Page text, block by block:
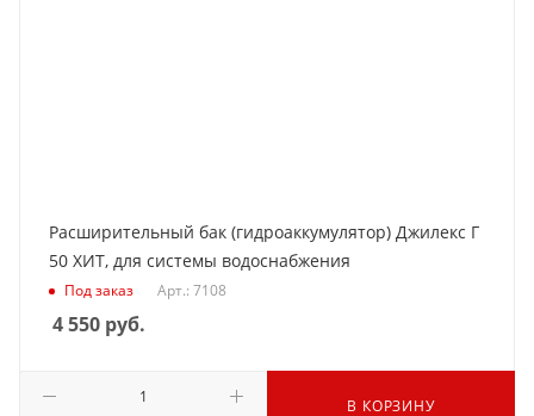
Расширительный бак (гидроаккумулятор) Джилекс Г
50 ХИТ, для системы водоснабжения
Под заказ Арт.: 7108
4 550 руб.
В КОРЗИНУ